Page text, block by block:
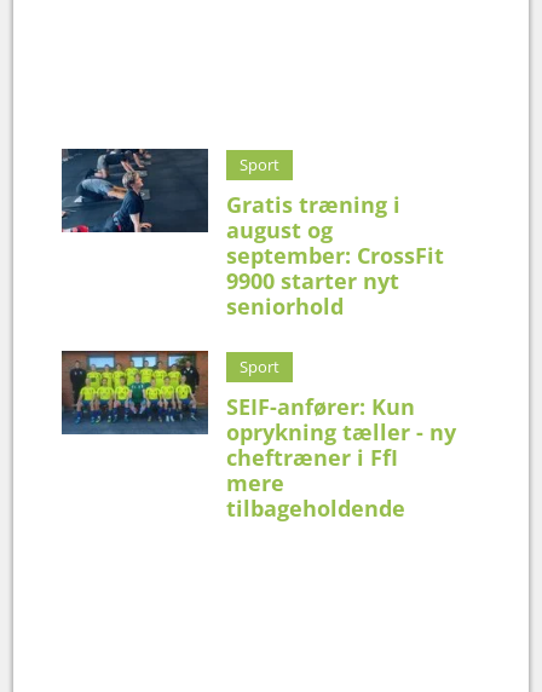
Sport
Gratis træning i
august og
september: CrossFit
9900 starter nyt
seniorhold
Sport
SEIF-anfører: Kun
oprykning tæller - ny
cheftræner i FfI
mere
tilbageholdende